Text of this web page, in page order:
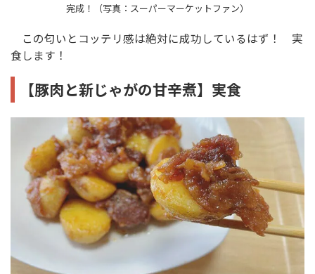
完成！（写真：スーパーマーケットファン）
この匂いとコッテリ感は絶対に成功しているはず！ 実
食します！
【豚肉と新じゃがの甘辛煮】実食